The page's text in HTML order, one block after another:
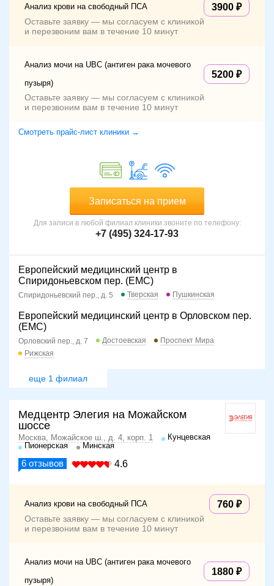
Анализ крови на свободный ПСА 3900
Оставьте заявку — мы согласуем с клиникой
и перезвоним вам в течение 10 минут
Анализ мочи на UBC (антиген рака мочевого
пузыря)
5200
Оставьте заявку — мы согласуем с клиникой
и перезвоним вам в течение 10 минут
Смотреть прайс-лист клиники →
Записаться на прием
Для записи в любой филиал клиники звоните по телефону:
+7 (495) 324-17-93
Европейский медицинский центр в
Спиридоньевском пер. (ЕМС)
Спиридоньевский пер., д. 5 Тверская Пушкинская
Европейский медицинский центр в Орловском пер.
(ЕМС)
Орловский пер., д. 7 Достоевская
Проспект Мира
Рижская
еще 1 филиал
Медцентр Элегия на Можайском
шоссе
Москва, Можайское ш., д. 4, корп. 1
Кунцевская
Пионерская
Минская
6 отзывов 4.6
Анализ крови на свободный ПСА 760
Оставьте заявку — мы согласуем с клиникой
и перезвоним вам в течение 10 минут
Анализ мочи на UBC (антиген рака мочевого
пузыря)
1880